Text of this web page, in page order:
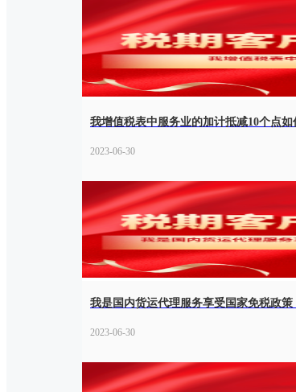
我增值税表中服务业的加计抵减10个点如
2023-06-30
我是国内货运代理服务享受国家免税政
2023-06-30